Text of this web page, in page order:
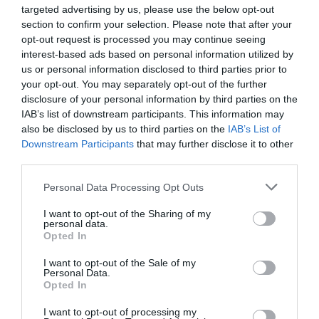
targeted advertising by us, please use the below opt-out
section to confirm your selection. Please note that after your
opt-out request is processed you may continue seeing
interest-based ads based on personal information utilized by
us or personal information disclosed to third parties prior to
your opt-out. You may separately opt-out of the further
disclosure of your personal information by third parties on the
IAB’s list of downstream participants. This information may
also be disclosed by us to third parties on the IAB’s List of
Downstream Participants that may further disclose it to other
Personal Data Processing Opt Outs
I want to opt-out of the Sharing of my
personal data.
Opted In
I want to opt-out of the Sale of my
Personal Data.
Opted In
I want to opt-out of processing my
Gobierno venezolano de Nicolás Maduro, principal aliado
de La Habana durante las últimas décadas, ha alterado
profundamente el equilibrio geopolítico en el Caribe.
Washington interpreta que el debilitamiento del eje
Caracas-La Habana abre una oportunidad para intensificar
la presión y acelerar cambios políticos en la isla.
Las autoridades cubanas han reaccionado denunciando lo
que consideran una nueva muestra de intervencionismo
estadounidense y una estrategia destinada a provocar
las sanciones forman parte de un intento deliberado de
asfixia económica para generar tensión social y debilitar al
Gobierno.
Lo que parece indiscutible es que la relación entre ambos
países atraviesa uno de sus momentos más tensos desde el